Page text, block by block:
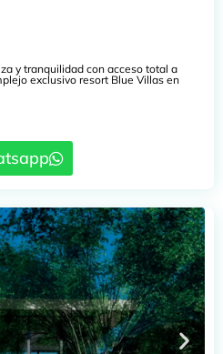
y tranquilidad con acceso total a
exclusivo resort Blue Villas en